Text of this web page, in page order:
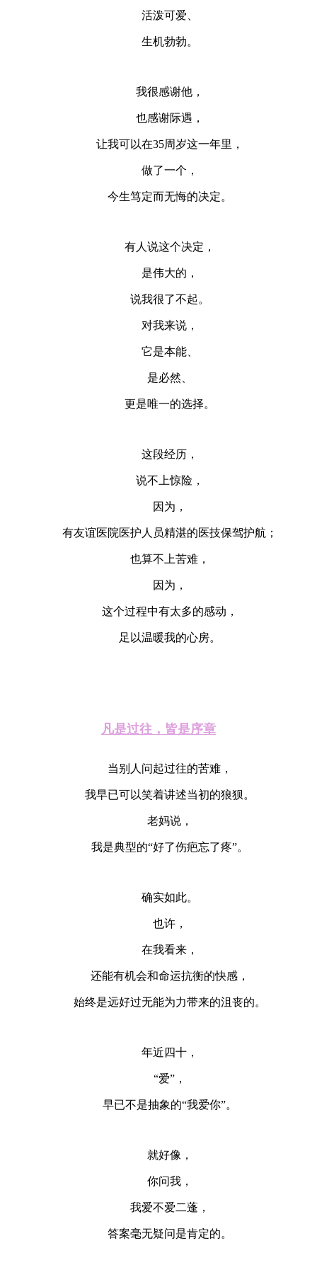
活泼可爱、
生机勃勃。
我很感谢他，
也感谢际遇，
让我可以在35周岁这一年里，
做了一个，
今生笃定而无悔的决定。
有人说这个决定，
是伟大的，
说我很了不起。
对我来说，
它是本能、
是必然、
更是唯一的选择。
这段经历，
说不上惊险，
因为，
有友谊医院医护人员精湛的医技保驾护航；
也算不上苦难，
因为，
这个过程中有太多的感动，
足以温暖我的心房。
凡是过往，皆是序章
当别人问起过往的苦难，
我早已可以笑着讲述当初的狼狈。
老妈说，
我是典型的“好了伤疤忘了疼”。
确实如此。
也许，
在我看来，
还能有机会和命运抗衡的快感，
始终是远好过无能为力带来的沮丧的。
年近四十，
“爱”，
早已不是抽象的“我爱你”。
就好像，
你问我，
我爱不爱二蓬，
答案毫无疑问是肯定的。